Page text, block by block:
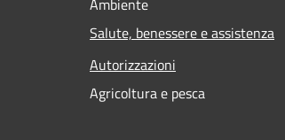
Salute, benessere e assistenza
Autorizzazioni
Agricoltura e pesca